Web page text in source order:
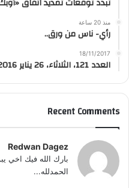
منذ 20 ساعة
رأي- ناس من ورق..
18/11/2017
العدد 121، الثلاثاء، 26 يناير 2016
Recent Comments
Redwan Dagez
بارك الله فيك اخي
الحمدلله...